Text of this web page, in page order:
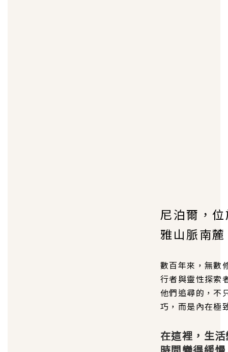
尼泊爾，
雅山脈南麓
數百年來，無數
行者與靈性探索
他們追尋的，不
巧，而是內在極
在這裡， 生